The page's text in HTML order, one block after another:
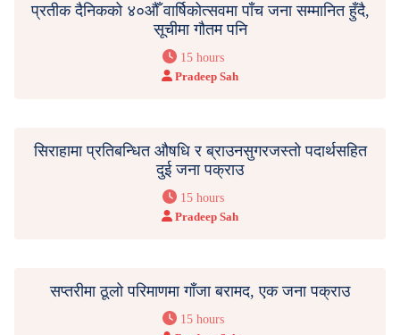
प्रतीक दैनिकको ४०औँ वार्षिकोत्सवमा पाँच जना सम्मानित हुँदै,
सूचीमा गौतम पनि
15 hours
Pradeep Sah
सिराहामा प्रतिबन्धित औषधि र ब्राउनसुगरजस्तो पदार्थसहित
दुई जना पक्राउ
15 hours
Pradeep Sah
सप्तरीमा ठूलो परिमाणमा गाँजा बरामद, एक जना पक्राउ
15 hours